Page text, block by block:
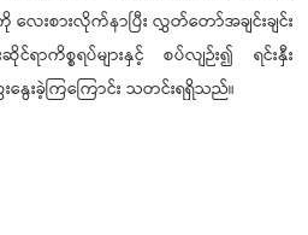
ေးစားလိုက်နာပြီး လွှတ်တော်အချင်းချင်း
ရာကိစ္စရပ်များနှင့် စပ်လျဉ်း၍ ရင်းနှီး
နွေးခဲ့ကြကြောင်း သတင်းရရှိသည်။